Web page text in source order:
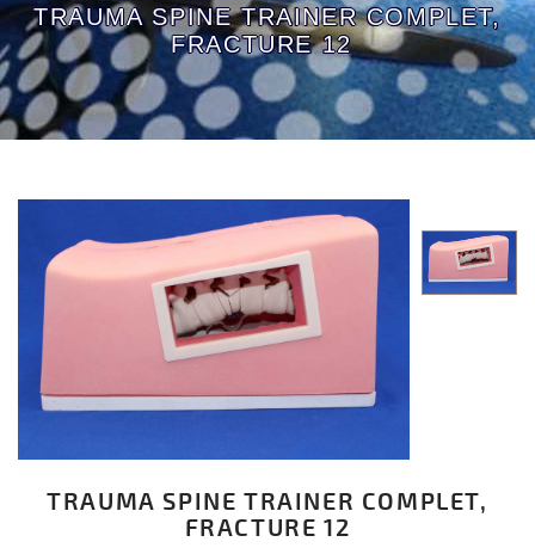
TRAUMA SPINE TRAINER COMPLET,
FRACTURE 12
TRAUMA SPINE TRAINER COMPLET,
FRACTURE 12